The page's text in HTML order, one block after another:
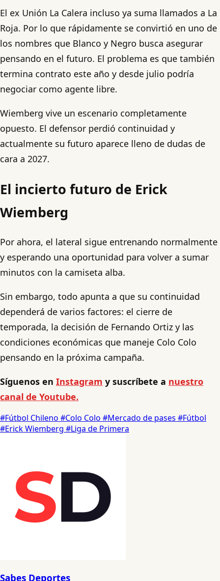
El ex Unión La Calera incluso ya suma llamados a La
Roja. Por lo que rápidamente se convirtió en uno de
los nombres que Blanco y Negro busca asegurar
pensando en el futuro. El problema es que también
termina contrato este año y desde julio podría
negociar como agente libre.
Wiemberg vive un escenario completamente
opuesto. El defensor perdió continuidad y
actualmente su futuro aparece lleno de dudas de
cara a 2027.
El incierto futuro de Erick
Wiemberg
Por ahora, el lateral sigue entrenando normalmente
y esperando una oportunidad para volver a sumar
minutos con la camiseta alba.
Sin embargo, todo apunta a que su continuidad
dependerá de varios factores: el cierre de
temporada, la decisión de Fernando Ortiz y las
condiciones económicas que maneje Colo Colo
pensando en la próxima campaña.
Síguenos en Instagram y suscríbete a nuestro
canal de Youtube.
#Fútbol Chileno #Colo Colo #Mercado de pases #Fútbol
#Erick Wiemberg #Liga de Primera
Sabes Deportes